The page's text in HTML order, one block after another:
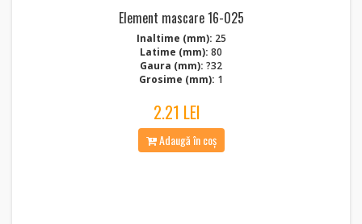
Element mascare 16-025
Inaltime (mm): 25
Latime (mm): 80
Gaura (mm): ?32
Grosime (mm): 1
2.21 LEI
Adaugă în coș